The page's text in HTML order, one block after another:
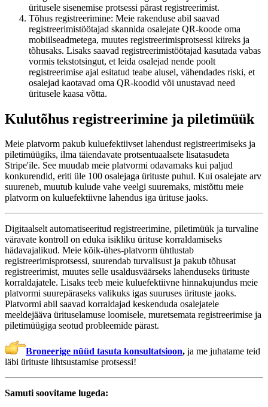
üritusele sisenemise protsessi pärast registreerimist.
Tõhus registreerimine: Meie rakenduse abil saavad
registreerimistöötajad skannida osalejate QR-koode oma
mobiilseadmetega, muutes registreerimisprotsessi kiireks ja
tõhusaks. Lisaks saavad registreerimistöötajad kasutada vabas
vormis tekstotsingut, et leida osalejad nende poolt
registreerimise ajal esitatud teabe alusel, vähendades riski, et
osalejad kaotavad oma QR-koodid või unustavad need
üritusele kaasa võtta.
Kulutõhus registreerimine ja piletimüük
Meie platvorm pakub kuluefektiivset lahendust registreerimiseks ja
piletimüügiks, ilma täiendavate protsentuaalsete lisatasudeta
Stripe'ile. See muudab meie platvormi odavamaks kui paljud
konkurendid, eriti üle 100 osalejaga ürituste puhul. Kui osalejate arv
suureneb, muutub kulude vahe veelgi suuremaks, mistõttu meie
platvorm on kuluefektiivne lahendus iga ürituse jaoks.
Digitaalselt automatiseeritud registreerimine, piletimüük ja turvaline
väravate kontroll on eduka isikliku ürituse korraldamiseks
hädavajalikud. Meie kõik-ühes-platvorm ühtlustab
registreerimisprotsessi, suurendab turvalisust ja pakub tõhusat
registreerimist, muutes selle usaldusväärseks lahenduseks ürituste
korraldajatele. Lisaks teeb meie kuluefektiivne hinnakujundus meie
platvormi suurepäraseks valikuks igas suuruses ürituste jaoks.
Platvormi abil saavad korraldajad keskenduda osalejatele
meeldejääva ürituselamuse loomisele, muretsemata registreerimise ja
piletimüügiga seotud probleemide pärast.
Broneerige nüüd tasuta konsultatsioon, ja me juhatame teid
läbi ürituste lihtsustamise protsessi!
Samuti soovitame lugeda: